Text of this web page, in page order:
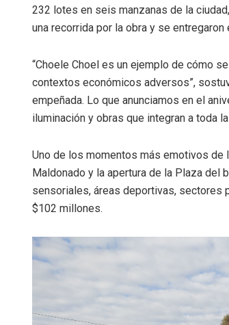
232 lotes en seis manzanas de la
una recorrida por la obra y se
“Choele Choel es un ejemplo de cómo
contextos económicos adversos”,
empeñada. Lo que anunciamos en el
iluminación y obras que integran a toda la
Uno de los momentos más emotivos de
Maldonado y la apertura de la Plaza del
sensoriales, áreas deportivas, sectores
$102 millones.